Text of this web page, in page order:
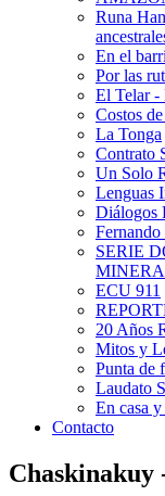
Runa
En el
Por las
El Telar -
Costos
La Tonga
Contrato
Un Solo
Lenguas
Diálogos
SERIE
ECU 911
20 Años
Mitos y
Punta de
Laudato
En casa
Contacto
Chaskinakuy